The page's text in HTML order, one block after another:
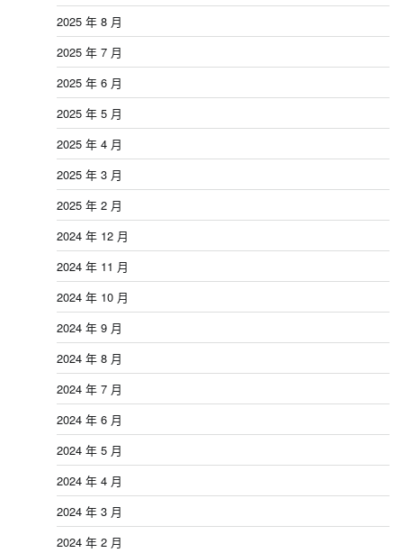
2025 年 8 月
2025 年 7 月
2025 年 6 月
2025 年 5 月
2025 年 4 月
2025 年 3 月
2025 年 2 月
2024 年 12 月
2024 年 11 月
2024 年 10 月
2024 年 9 月
2024 年 8 月
2024 年 7 月
2024 年 6 月
2024 年 5 月
2024 年 4 月
2024 年 3 月
2024 年 2 月